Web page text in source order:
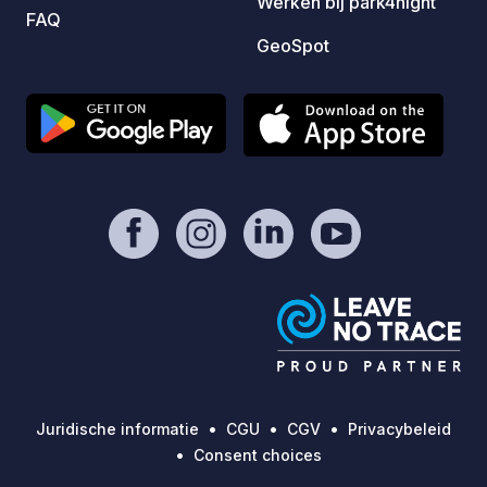
FAQ
GeoSpot
Juridische informatie CGU CGV
Privacybeleid
Consent choices